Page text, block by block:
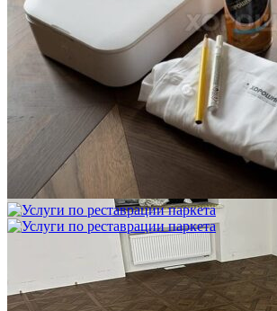
Услуги по реставрации паркета
Блог
Интересные статьи о паркете Coswick
ВИДЕО-ИНСТРУКЦИЯ: Реставрация
покрытые маслом и твердым воском.
ремонта и восстановления
Читать полностью
02.02.2026